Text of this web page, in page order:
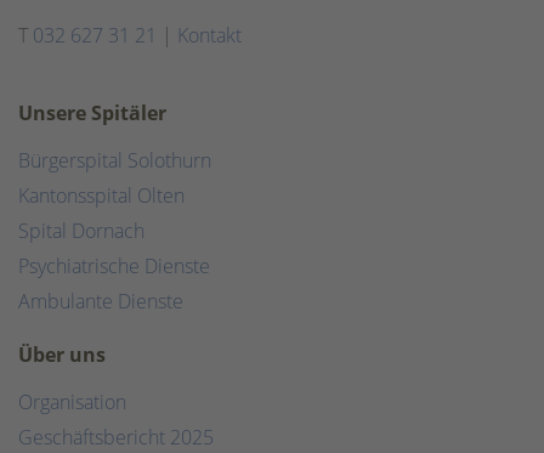
T 032 627 31 21 | Kontakt
Unsere Spitäler
Bürgerspital Solothurn
Kantonsspital Olten
Spital Dornach
Psychiatrische Dienste
Ambulante Dienste
Über uns
Organisation
Geschäftsbericht 2025